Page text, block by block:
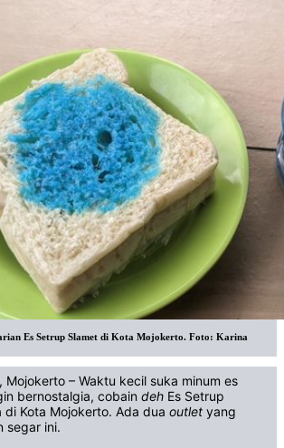
Es Setrup Slamet di Kota Mojokerto. Foto: Karina
, Mojokerto – Waktu kecil suka minum es
bernostalgia, cobain deh Es Setrup
di Kota Mojokerto. Ada dua outlet yang
segar ini.